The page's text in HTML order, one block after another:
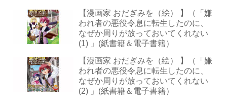
【漫画家 おだぎみを（絵） 】（「嫌
われ者の悪役令息に転生したのに、
なぜか周りが放っておいてくれない
(1) 」(紙書籍＆電子書籍）
【漫画家 おだぎみを（絵） 】（「嫌
われ者の悪役令息に転生したのに、
なぜか周りが放っておいてくれない
(2) 」(紙書籍＆電子書籍）